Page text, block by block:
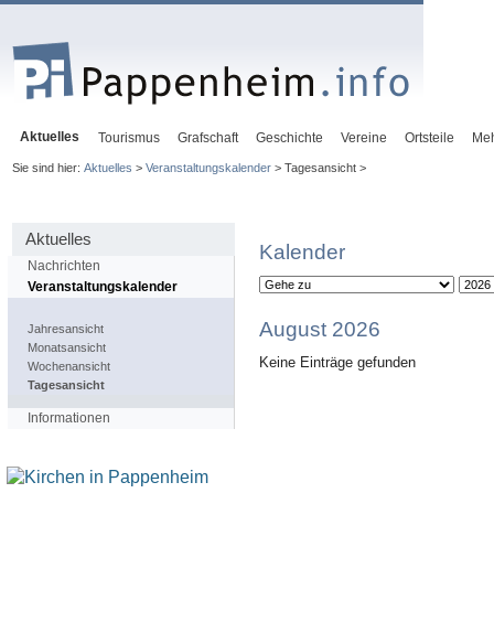
Aktuelles Tourismus Grafschaft Geschichte Vereine Ortsteile
Sie sind hier: Aktuelles > Veranstaltungskalender> Tagesansicht >
Aktuelles
Nachrichten
Veranstaltungskalender
Jahresansicht
Monatsansicht
Wochenansicht
Tagesansicht
Informationen
Kalender
August 2026
Keine Einträge gefunden